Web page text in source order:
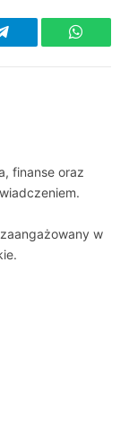
Telegram
finanse oraz
w